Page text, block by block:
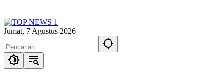
Jumat, 7 Agustus 2026